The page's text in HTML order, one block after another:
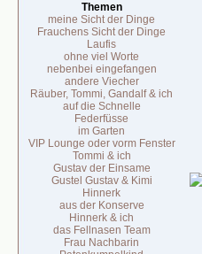
Themen
meine Sicht der Dinge
Frauchens Sicht der Dinge
Laufis
ohne viel Worte
nebenbei eingefangen
andere Viecher
Räuber, Tommi, Gandalf & ich
auf die Schnelle
Federfüsse
im Garten
VIP Lounge oder vorm Fenster
Tommi & ich
Gustav der Einsame
Gustel Gustav & Kimi
Hinnerk
aus der Konserve
Hinnerk & ich
das Fellnasen Team
Frau Nachbarin